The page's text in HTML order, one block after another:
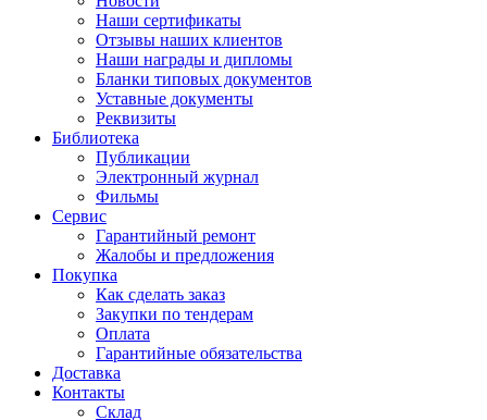
Наши сертификаты
Отзывы наших клиентов
Наши награды и дипломы
Бланки типовых документов
Уставные документы
Реквизиты
Библиотека
Публикации
Электронный журнал
Фильмы
Сервис
Гарантийный ремонт
Жалобы и предложения
Покупка
Как сделать заказ
Закупки по тендерам
Оплата
Гарантийные обязательства
Доставка
Контакты
Склад